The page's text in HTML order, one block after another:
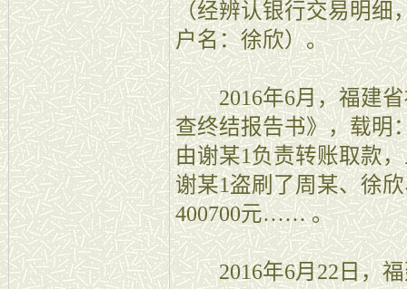
（经辨认银行交易明
户名：徐欣）。
2016年6月，福建省
查终结报告书》，载
由谢某1负责转账取款
谢某1盗刷了周某、徐
400700元…… 。
2016年6月22日，福